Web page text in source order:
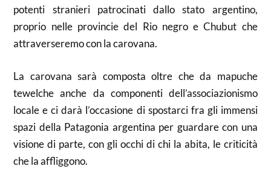
potenti stranieri patrocinati dallo stato argentino,
proprio nelle provincie del Rio negro e Chubut che
attraverseremo con la carovana.
La carovana sarà composta oltre che da mapuche
tewelche anche da componenti dell’associazionismo
locale e ci darà l’occasione di spostarci fra gli immensi
spazi della Patagonia argentina per guardare con una
visione di parte, con gli occhi di chi la abita, le criticità
che la affliggono.